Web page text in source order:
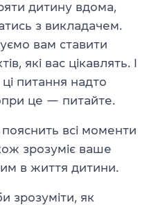
дитину вдома,
з викладачем.
вам ставити
які вас цікавлять. І
питання надто
це — питайте.
всі моменти
зрозуміє ваше
в життя дитини.
зрозуміти, як